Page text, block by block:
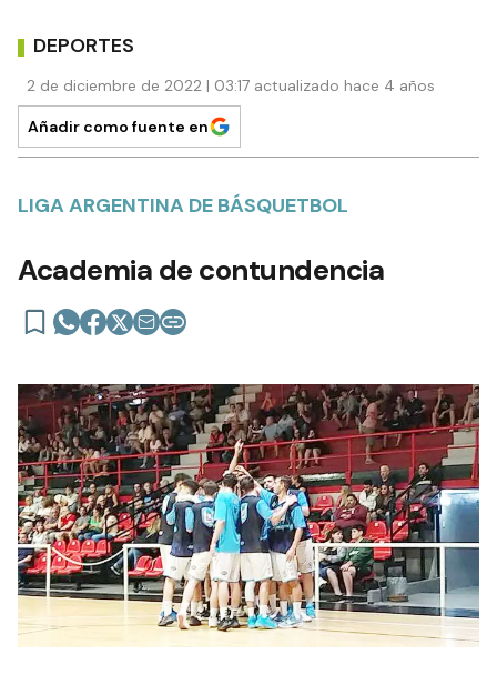
DEPORTES
2 de diciembre de 2022 | 03:17 actualizado hace 4 años
Añadir como fuente en
LIGA ARGENTINA DE BÁSQUETBOL
Academia de contundencia